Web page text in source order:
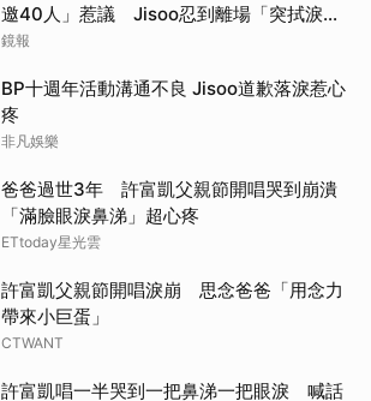
邀40人」惹議 Jisoo忍到離場「突拭淚」
粉絲心疼
鏡報
BP十週年活動溝通不良 Jisoo道歉落淚惹心
疼
非凡娛樂
爸爸過世3年 許富凱父親節開唱哭到崩潰
「滿臉眼淚鼻涕」超心疼
ETtoday星光雲
許富凱父親節開唱淚崩 思念爸爸「用念力
帶來小巨蛋」
CTWANT
許富凱唱一半哭到一把鼻涕一把眼淚 喊話